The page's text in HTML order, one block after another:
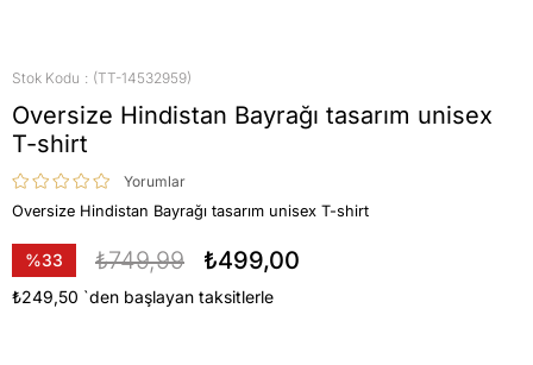
Stok Kodu (TT-14532959)
Oversize Hindistan Bayrağı tasarım unisex
T-shirt
Yorumlar
Oversize Hindistan Bayrağı tasarım unisex T-shirt
%33
İndirim
₺749,99 ₺499,00
₺249,50 `den başlayan taksitlerle